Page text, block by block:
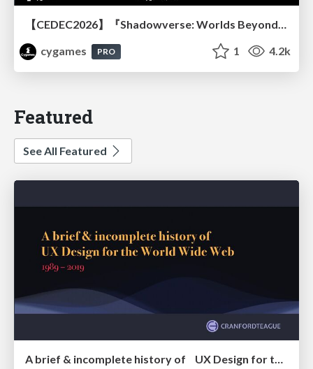
【CEDEC2026】『Shadowverse: Worlds Beyond』続編開発におけるUIデザイン・アニメーション演出の「超進化」 ～継承と挑戦を両立するデザイン手法～
cygames
PRO 1 4.2k
Featured
See All Featured
A brief & incomplete history of UX Design for the World Wide Web: 1989–2019